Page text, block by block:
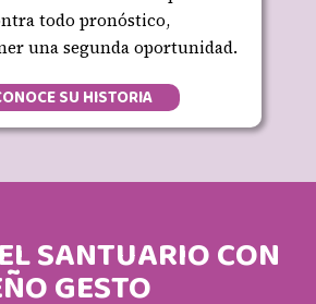
todo pronóstico,
una segunda oportunidad.
SU HISTORIA
SANTUARIO CON
GESTO